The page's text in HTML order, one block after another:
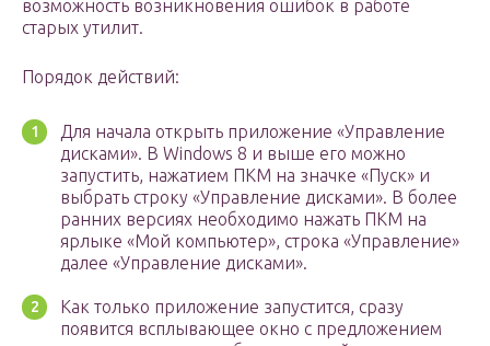
возможность возникновения ошибок в работе
старых утилит.
Порядок действий:
Для начала открыть приложение «Управление
дисками». В Windows 8 и выше его можно
запустить, нажатием ПКМ на значке «Пуск» и
выбрать строку «Управление дисками». В более
ранних версиях необходимо нажать ПКМ на
ярлыке «Мой компьютер», строка «Управление»
далее «Управление дисками».
Как только приложение запустится, сразу
появится всплывающее окно с предложением